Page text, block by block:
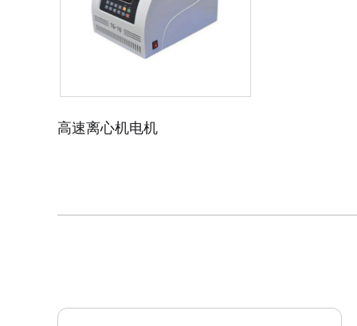
高速离心机电机